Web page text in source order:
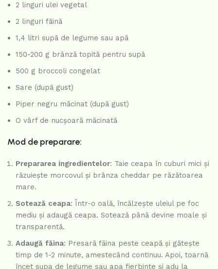
2 linguri ulei vegetal
2 linguri făină
1,4 litri supă de legume sau apă
150-200 g brânză topită pentru supă
500 g broccoli congelat
Sare (după gust)
Piper negru măcinat (după gust)
O vârf de nucșoară măcinată
Mod de preparare:
Prepararea ingredientelor: Taie ceapa în cuburi mici și
răzuiește morcovul și brânza cheddar pe răzătoarea
mare.
Sotează ceapa: Într-o oală, încălzește uleiul pe foc
mediu și adaugă ceapa. Sotează până devine moale și
transparentă.
Adaugă făina: Presară făina peste ceapă și gătește
timp de 1-2 minute, amestecând continuu. Apoi, toarnă
încet supa de legume sau apa fierbinte și adu la